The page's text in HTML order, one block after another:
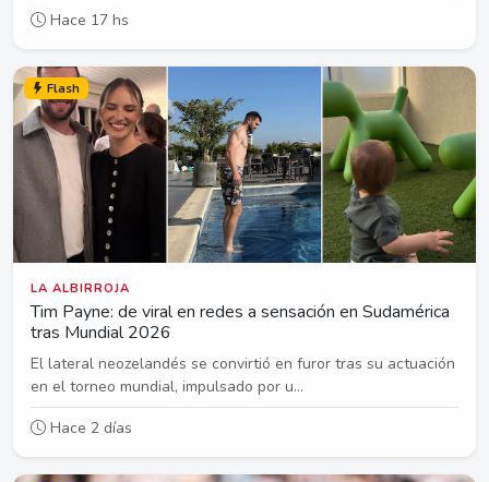
Hace 17 hs
Flash
LA ALBIRROJA
Tim Payne: de viral en redes a sensación en Sudamérica
tras Mundial 2026
El lateral neozelandés se convirtió en furor tras su actuación
en el torneo mundial, impulsado por u...
Hace 2 días